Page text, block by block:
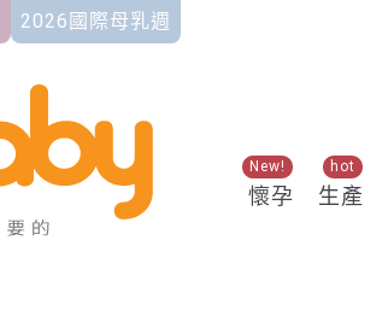
2026國際母乳週
懷孕
New!
生產
hot